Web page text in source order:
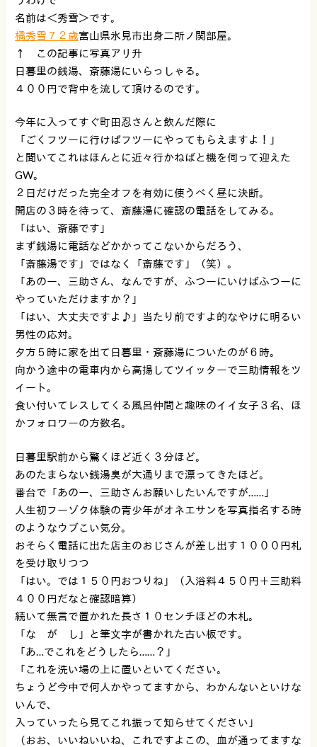
名前は＜秀雪＞です。
橘秀雪７２歳富山県氷見市出身二所ノ関部屋。
↑ この記事に写真アリ升
日暮里の銭湯、斎藤湯にいらっしゃる。
４００円で背中を流して頂けるのです。
今年に入ってすぐ町田忍さんと飲んだ際に
「ごくフツーに行けばフツーにやってもらえますよ！」
と聞いてこれはほんとに近々行かねばと機を伺って迎えた
GW。
２日だけだった完全オフを有効に使うべく昼に決断。
開店の３時を待って、斎藤湯に確認の電話をしてみる。
「はい、斎藤です」
まず銭湯に電話などかかってこないからだろう、
「斎藤湯です」ではなく「斎藤です」（笑）。
「あのー、三助さん、なんですが、ふつーにいけばふつーに
やっていただけますか？」
「はい、大丈夫ですよ♪」当たり前ですよ的なやけに明るい
男性の応対。
夕方５時に家を出て日暮里・斎藤湯についたのが６時。
向かう途中の電車内から高揚してツイッターで三助情報をツ
イート。
食い付いてレスしてくる風呂仲間と趣味のイイ女子３名、ほ
かフォロワーの方数名。
日暮里駅前から驚くほど近く３分ほど。
あのたまらない銭湯臭が大通りまで漂ってきたほど。
番台で「あのー、三助さんお願いしたいんですが……」
人生初フーゾク体験の青少年がオネエサンを写真指名する時
のようなウブこい気分。
おそらく電話に出た店主のおじさんが差し出す１０００円札
を受け取りつつ
「はい。では１５０円おつりね」（入浴料４５０円＋三助料
４００円だなと確認暗算）
続いて無言で置かれた長さ１０センチほどの木札。
「な が し」と筆文字が書かれた古い板です。
「あ…でこれをどうしたら……？」
「これを洗い場の上に置いといてください。
ちょうど今中で何人かやってますから、わかんないといけな
いんで、
入っていったら見てこれ振って知らせてください」
（おお、いいねいいね、これですよこの、血が通ってますな